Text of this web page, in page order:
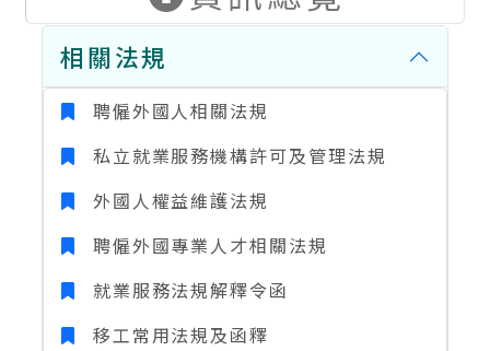
相關法規
聘僱外國人相關法規
私立就業服務機構許可及管理法規
外國人權益維護法規
聘僱外國專業人才相關法規
就業服務法規解釋令函
移工常用法規及函釋